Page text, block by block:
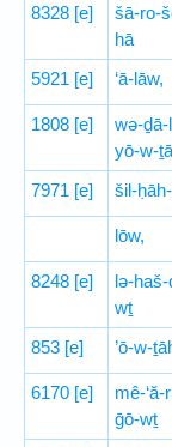
8328 [e]
šā-ro-
hā
5921 [e] ‘ā-lāw,
1808 [e]
wə-
yō-w-
7971 [e] šil-ḥāh-
lōw,
8248 [e]
lə-
wṯ
853 [e] ’ō-w-
6170 [e]
mê-‘ă-
ḡō-wṯ